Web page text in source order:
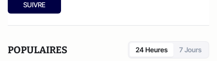
SUIVRE
POPULAIRES 24 Heures 7 Jours